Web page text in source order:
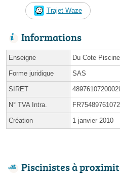
Trajet Waze
Informations
Enseigne Du Cote
Forme juridique SAS
SIRET
N° TVA Intra. FR75489761072
Création 1 janvier 2010
Piscinistes à